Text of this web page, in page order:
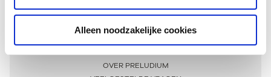
Alleen noodzakelijke cookies
Meer informatie
OVER PRELUDIUM